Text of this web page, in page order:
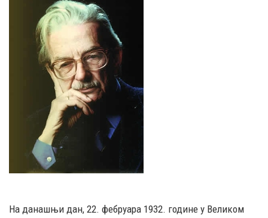
На данашњи дан, 22. фебруара 1932. године у Великом